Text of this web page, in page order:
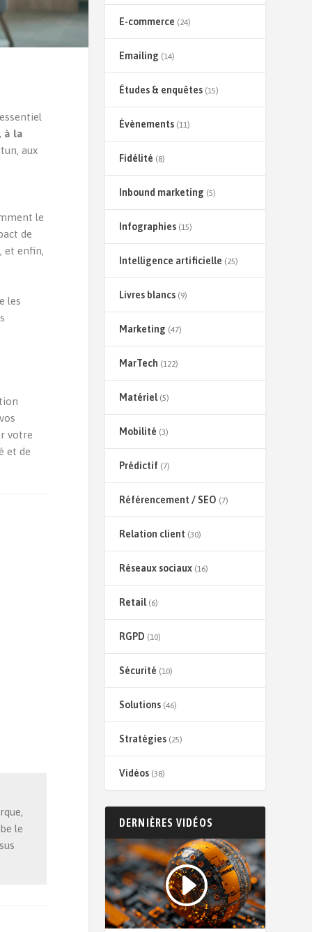
à la
aux
le
de
et enfin,
les
votre
et de
le
E-commerce (24)
Emailing (14)
Études & enquêtes(15)
Évènements(11)
Fidélité (8)
Inbound marketing (5)
Infographies(15)
Intelligence artificielle (25)
Livres blancs(9)
Marketing (47)
MarTech (122)
Matériel(5)
Mobilité (3)
Prédictif (7)
Référencement / SEO (7)
Relation client(30)
Réseaux sociaux(16)
Retail(6)
RGPD (10)
Sécurité (10)
Solutions(46)
Stratégies(25)
Vidéos(38)
DERNIÈRES VIDÉOS